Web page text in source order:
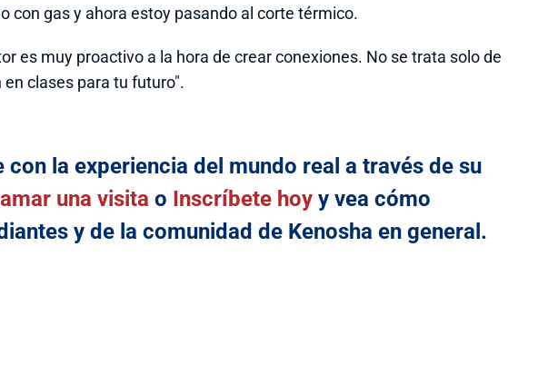
con gas y ahora estoy pasando al corte térmico.
es muy proactivo a la hora de crear conexiones. No se trata solo de
clases para tu futuro".
la experiencia del mundo real a través de su
una visita o Inscríbete hoyy vea cómo
y de la comunidad de Kenosha en general.